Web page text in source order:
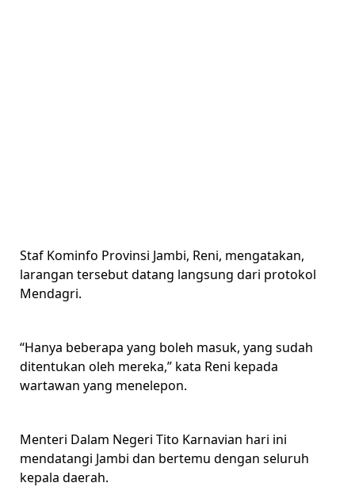
Staf Kominfo Provinsi Jambi, Reni, mengatakan,
larangan tersebut datang langsung dari protokol
Mendagri.
“Hanya beberapa yang boleh masuk, yang sudah
ditentukan oleh mereka,” kata Reni kepada
wartawan yang menelepon.
Menteri Dalam Negeri Tito Karnavian hari ini
mendatangi Jambi dan bertemu dengan seluruh
kepala daerah.